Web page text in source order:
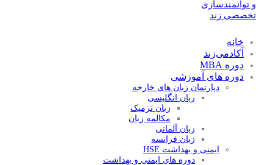
خانه
آکادمی‌زند
دوره MBA
دوره های آموزشی
دپارتمان زبان های خارجه
زبان انگلیسی
زبان ترمیک
مکالمه زبان
زبان آلمانی
زبان فرانسه
ایمنی و بهداشت HSE
دوره های ایمنی و بهداشت